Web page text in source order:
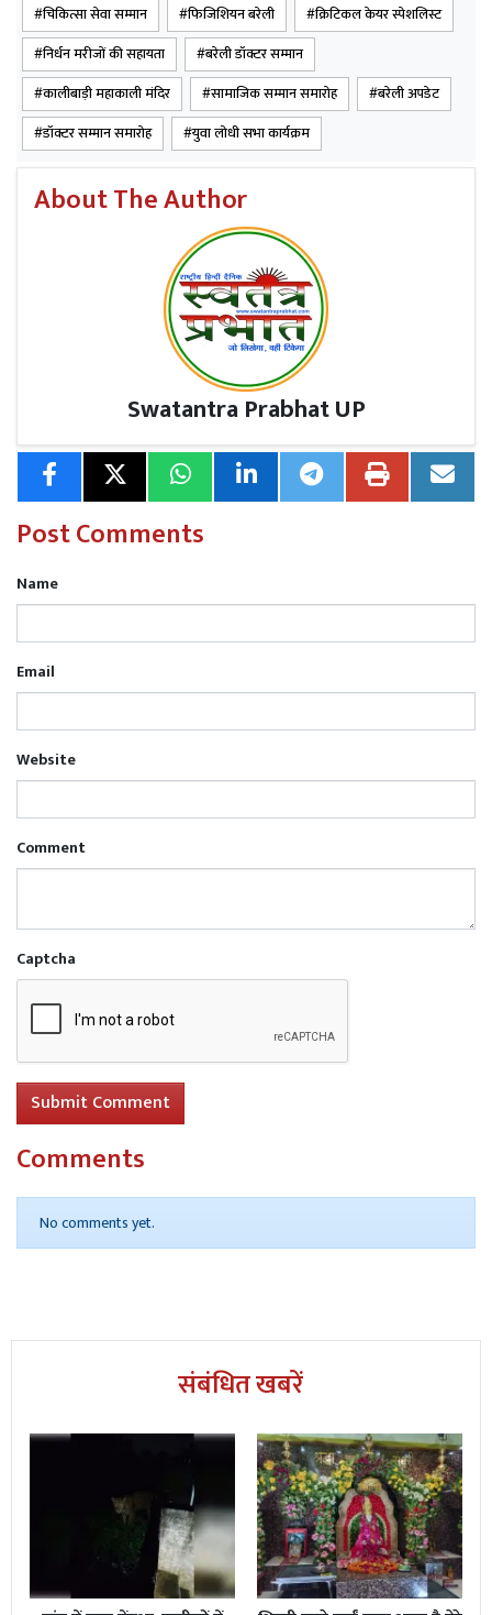
चिकित्सा सेवा सम्मान
फिजिशियन बरेली
क्रिटिकल केयर स्पेशलिस्ट
निर्धन मरीजों की सहायता
बरेली डॉक्टर सम्मान
कालीबाड़ी महाकाली मंदिर
सामाजिक सम्मान समारोह
बरेली अपडेट
डॉक्टर सम्मान समारोह
युवा लोधी सभा कार्यक्रम
About The Author
Swatantra Prabhat UP
Post Comments
Name
Email
Website
Comment
Captcha
Submit Comment
Comments
No comments yet.
संबंधित खबरें